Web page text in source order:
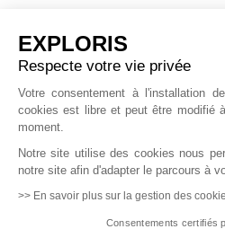
EXPLORIS
Respecte votre vie privée
Votre consentement à l'installation
cookies est libre et peut être modifié
moment.
Notre site utilise des cookies nous
notre site afin d'adapter le parcours à
>> En savoir plus sur la gestion des
Consentements certifiés